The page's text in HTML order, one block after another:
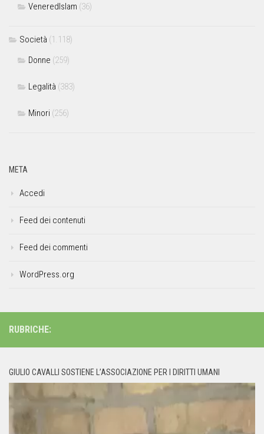
VeneredIslam (36)
Società (1.118)
Donne (259)
Legalità (383)
Minori (256)
META
Accedi
Feed dei contenuti
Feed dei commenti
WordPress.org
RUBRICHE:
GIULIO CAVALLI SOSTIENE L’ASSOCIAZIONE PER I DIRITTI UMANI
Player